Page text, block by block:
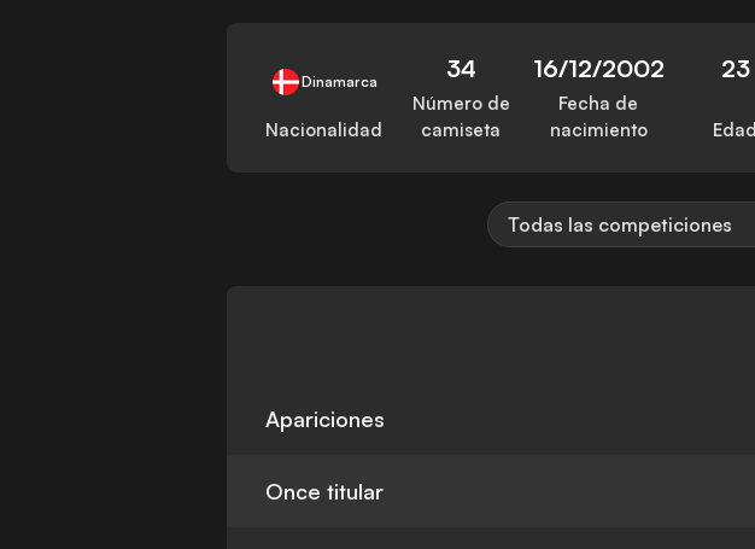
Dinamarca
Nacionalidad
34
Número de
camiseta
16/12/2002
Fecha de
nacimiento
23
Edad
Todas las competiciones
Apariciones
Once titular